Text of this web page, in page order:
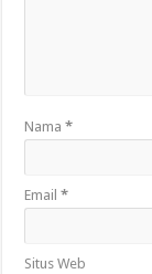
Nama*
Email*
Situs Web